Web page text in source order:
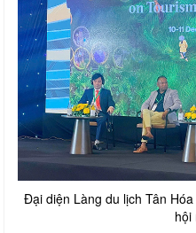
Đại diện Làng du lịch Tân
hội